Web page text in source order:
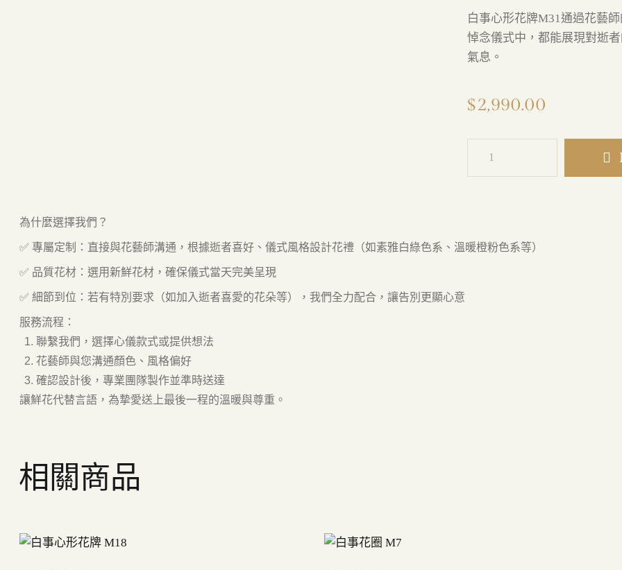
白事心形花牌M31通過花藝
悼念儀式中，都能展現對逝
氣息。
$2,990.00
為什麼選擇我們？
✅ 專屬定制：直接與花藝師溝通，根據逝者喜好、儀式風格設計花禮（如素雅白綠色系、溫暖橙粉色系等）
✅ 品質花材：選用新鮮花材，確保儀式當天完美呈現
✅ 細節到位：若有特別要求（如加入逝者喜愛的花朵等），我們全力配合，讓告別更顯心意
服務流程：
聯繫我們，選擇心儀款式或提供想法
花藝師與您溝通顏色、風格偏好
確認設計後，專業團隊製作並準時送達
讓鮮花代替言語，為摯愛送上最後一程的溫暖與尊重。
相關商品